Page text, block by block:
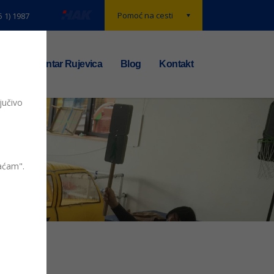
Pomoć na cesti
1) 1987
TS centar Rujevica Blog Kontakt